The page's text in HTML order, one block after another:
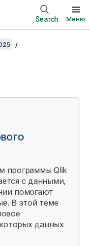
Search Меню
программы Qlik
с данными,
помогают
В этой теме
данных